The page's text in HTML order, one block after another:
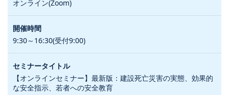
オンライン(Zoom)
9:30～16:30(受付9:00)
【オンラインセミナー】最新版：建設死亡災害の実態、効果的
な安全指示、若者への安全教育